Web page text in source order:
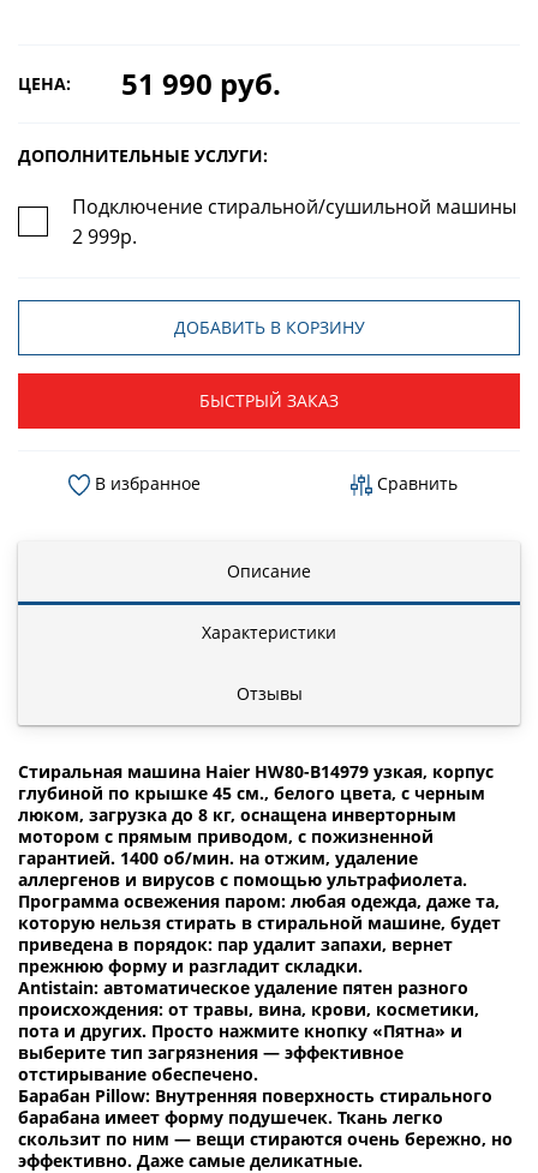
ЦЕНА: 51 990 руб.
ДОПОЛНИТЕЛЬНЫЕ УСЛУГИ:
Подключение стиральной/сушильной машины
2 999р.
ДОБАВИТЬ В КОРЗИНУ
БЫСТРЫЙ ЗАКАЗ
В избранное Сравнить
Описание
Характеристики
Отзывы
Стиральная машина Haier HW80-B14979 узкая, корпус
глубиной по крышке 45 см., белого цвета, с черным
люком, загрузка до 8 кг, оснащена инверторным
мотором с прямым приводом, с пожизненной
гарантией. 1400 об/мин. на отжим, удаление
аллергенов и вирусов с помощью ультрафиолета.
Программа освежения паром: любая одежда, даже та,
которую нельзя стирать в стиральной машине, будет
приведена в порядок: пар удалит запахи, вернет
прежнюю форму и разгладит складки.
Antistain: автоматическое удаление пятен разного
происхождения: от травы, вина, крови, косметики,
пота и других. Просто нажмите кнопку «Пятна» и
выберите тип загрязнения — эффективное
отстирывание обеспечено.
Барабан Pillow: Внутренняя поверхность стирального
барабана имеет форму подушечек. Ткань легко
скользит по ним — вещи стираются очень бережно, но
эффективно. Даже самые деликатные.